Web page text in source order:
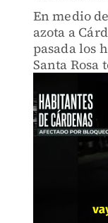
En medio
azota a
pasada los
Santa Rosa
En un
mayor
bloquearon